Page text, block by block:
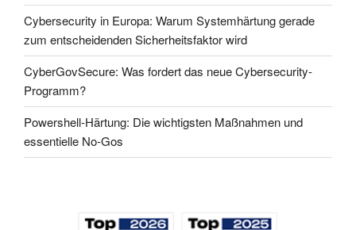
Cybersecurity in Europa: Warum Systemhärtung gerade
zum entscheidenden Sicherheitsfaktor wird
CyberGovSecure: Was fordert das neue Cybersecurity-
Programm?
Powershell-Härtung: Die wichtigsten Maßnahmen und
essentielle No-Gos